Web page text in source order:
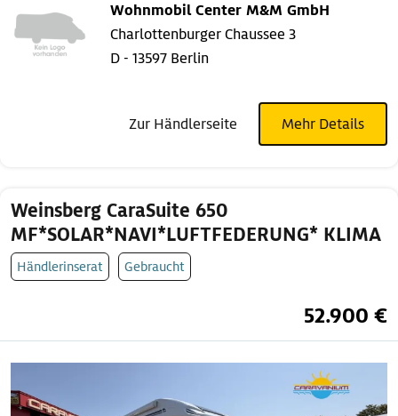
Wohnmobil Center M&M GmbH
Charlottenburger Chaussee 3
D - 13597 Berlin
Zur Händlerseite Mehr Details
Weinsberg CaraSuite 650
MF*SOLAR*NAVI*LUFTFEDERUNG* KLIMA
Händlerinserat Gebraucht
52.900 €